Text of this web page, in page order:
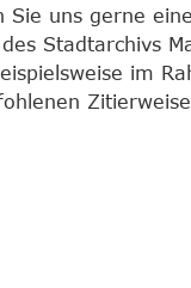
Sie uns gerne eine
Stadtarchivs
im